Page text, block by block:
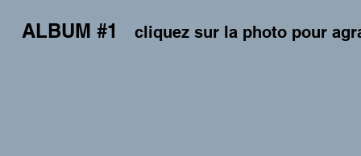
ALBUM #1 cliquez sur la photo pour